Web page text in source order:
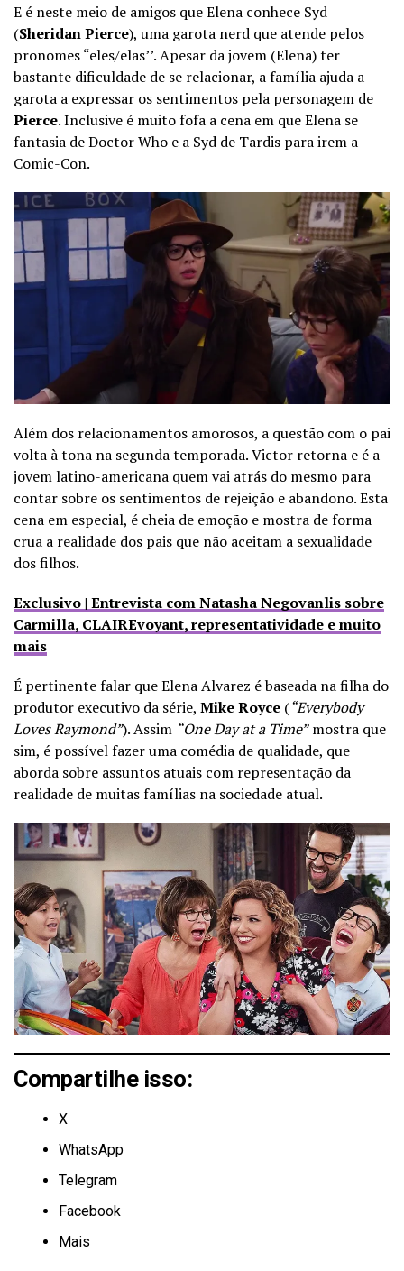
E é neste meio de amigos que Elena conhece Syd
(Sheridan Pierce), uma garota nerd que atende pelos
pronomes “eles/elas’’. Apesar da jovem (Elena) ter
bastante dificuldade de se relacionar, a família ajuda a
garota a expressar os sentimentos pela personagem de
Pierce. Inclusive é muito fofa a cena em que Elena se
fantasia de Doctor Who e a Syd de Tardis para irem a
Comic-Con.
Além dos relacionamentos amorosos, a questão com o pai
volta à tona na segunda temporada. Victor retorna e é a
jovem latino-americana quem vai atrás do mesmo para
contar sobre os sentimentos de rejeição e abandono. Esta
cena em especial, é cheia de emoção e mostra de forma
crua a realidade dos pais que não aceitam a sexualidade
dos filhos.
Exclusivo | Entrevista com Natasha Negovanlis sobre
Carmilla, CLAIREvoyant, representatividade e muito
mais
É pertinente falar que Elena Alvarez é baseada na filha do
produtor executivo da série, Mike Royce (“Everybody
Loves Raymond”). Assim “One Day at a Time”mostra que
sim, é possível fazer uma comédia de qualidade, que
aborda sobre assuntos atuais com representação da
realidade de muitas famílias na sociedade atual.
Compartilhe isso:
X
WhatsApp
Telegram
Facebook
Mais